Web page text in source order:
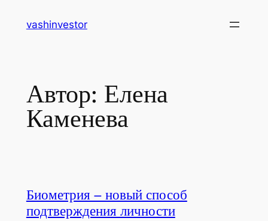
vashinvestor
Автор: Елена
Каменева
Биометрия – новый способ
подтверждения личности